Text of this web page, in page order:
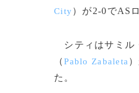
City）が2-0でAS
シティはサミル
（Pablo Zabaleta
た。